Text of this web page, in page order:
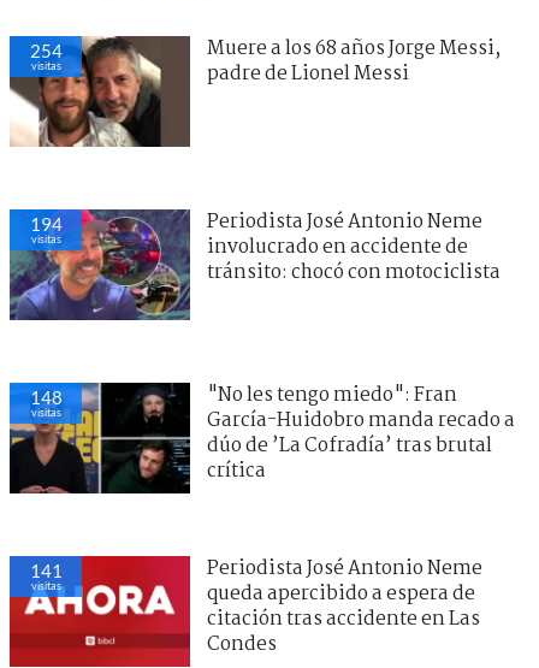
254
visitas
Muere a los 68 años Jorge Messi,
padre de Lionel Messi
194
visitas
Periodista José Antonio Neme
involucrado en accidente de
tránsito: chocó con motociclista
148
visitas
"No les tengo miedo": Fran
García-Huidobro manda recado a
dúo de ’La Cofradía’ tras brutal
crítica
141
visitas
Periodista José Antonio Neme
queda apercibido a espera de
citación tras accidente en Las
Condes